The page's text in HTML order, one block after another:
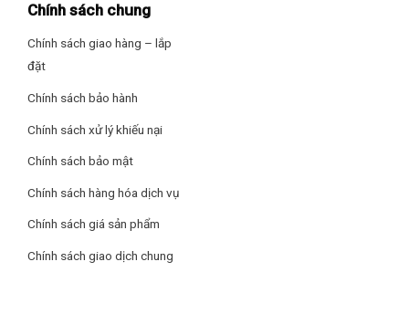
Chính sách chung
Chính sách giao hàng – lắp
đặt
Chính sách bảo hành
Chính sách xử lý khiếu nại
Chính sách bảo mật
Chính sách hàng hóa dịch vụ
Chính sách giá sản phẩm
Chính sách giao dịch chung